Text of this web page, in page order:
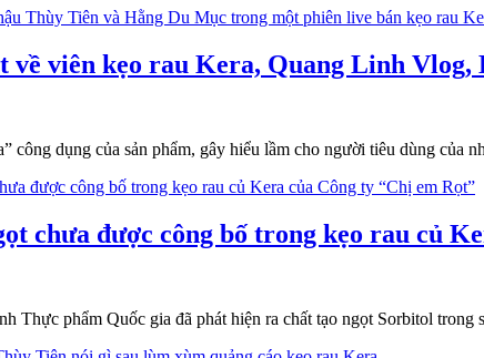
về viên kẹo rau Kera, Quang Linh
công dụng của sản phẩm, gây hiểu lầm cho người tiêu dùng
chưa được công bố trong kẹo rau củ
Thực phẩm Quốc gia đã phát hiện ra chất tạo ngọt Sorbitol